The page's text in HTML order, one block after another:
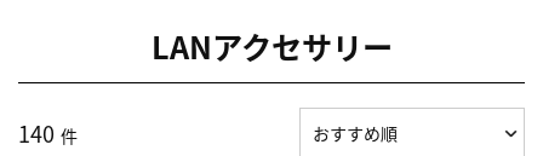
LANアクセサリー
140 件